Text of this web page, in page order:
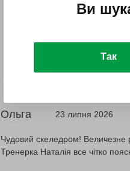
Ольга 23 липня 2026
Чудовий скеледром! Величезне
Тренерка Наталія все чітко
Ви
Так